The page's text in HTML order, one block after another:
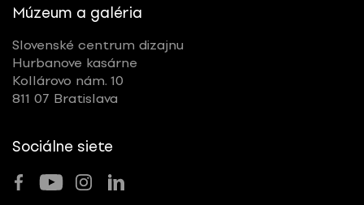
Múzeum a galéria
Slovenské centrum dizajnu
Hurbanove kasárne
Kollárovo nám. 10
811 07 Bratislava
Sociálne siete